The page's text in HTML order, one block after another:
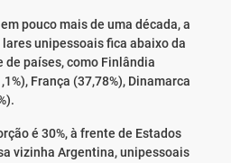
pouco mais de uma década, a
unipessoais fica abaixo da
de países, como Finlândia
França (37,78%), Dinamarca
é 30%, à frente de Estados
vizinha Argentina, unipessoais